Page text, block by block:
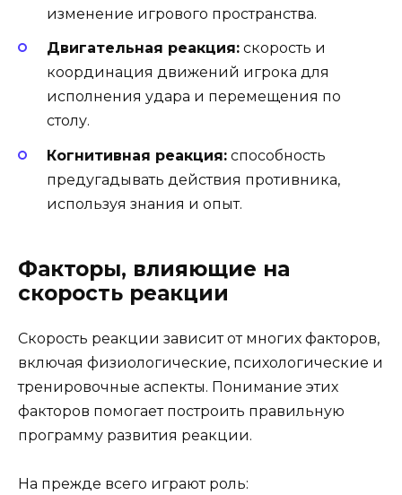
изменение игрового пространства.
Двигательная реакция: скорость и
координация движений игрока для
исполнения удара и перемещения по
столу.
Когнитивная реакция: способность
предугадывать действия противника,
используя знания и опыт.
Факторы, влияющие на
скорость реакции
Скорость реакции зависит от многих факторов,
включая физиологические, психологические и
тренировочные аспекты. Понимание этих
факторов помогает построить правильную
программу развития реакции.
На прежде всего играют роль: